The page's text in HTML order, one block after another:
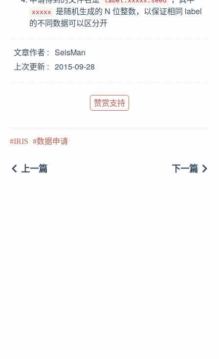
xxxxx
是随机生成的 N 位整数，以保证相同 label
的不同数据可以区分开
文章作者
SeisMan
上次更新
2015-09-28
赞赏支持
IRIS 数据申请
上一篇 下一篇